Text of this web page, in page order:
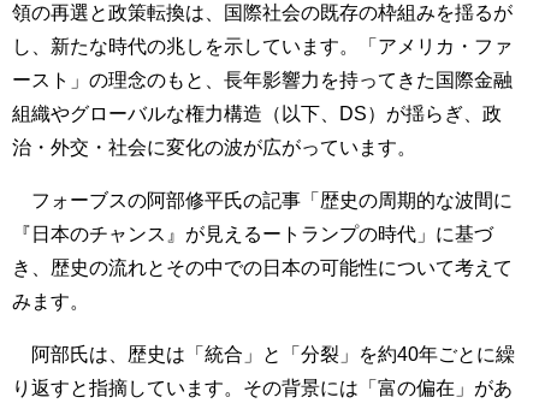
領の再選と政策転換は、国際社会の既存の枠組みを揺るが
し、新たな時代の兆しを示しています。「アメリカ・ファ
ースト」の理念のもと、長年影響力を持ってきた国際金融
組織やグローバルな権力構造（以下、DS）が揺らぎ、政
治・外交・社会に変化の波が広がっています。
フォーブスの阿部修平氏の記事「歴史の周期的な波間に
『日本のチャンス』が見えるートランプの時代」に基づ
き、歴史の流れとその中での日本の可能性について考えて
みます。
阿部氏は、歴史は「統合」と「分裂」を約40年ごとに繰
り返すと指摘しています。その背景には「富の偏在」があ